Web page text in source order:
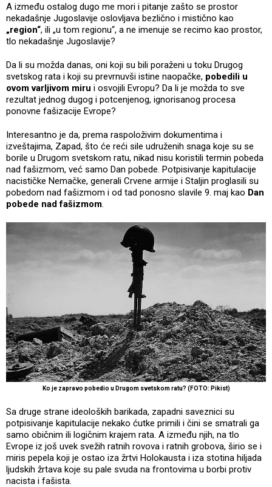
A između ostalog dugo me mori i pitanje zašto se prostor
nekadašnje Jugoslavije oslovljava bezlično i mistično kao
„region“, ili „u tom regionu“, a ne imenuje se recimo kao prostor,
tlo nekadašnje Jugoslavije?
Da li su možda danas, oni koji su bili poraženi u toku Drugog
svetskog rata i koji su prevrnuvši istine naopačke, pobedili u
ovom varljivom miru i osvojili Evropu? Da li je možda to sve
rezultat jednog dugog i potcenjenog, ignorisanog procesa
ponovne fašizacije Evrope?
Interesantno je da, prema raspoloživim dokumentima i
izveštajima, Zapad, što će reći sile udruženih snaga koje su se
borile u Drugom svetskom ratu, nikad nisu koristili termin pobeda
nad fašizmom, već samo Dan pobede. Potpisivanje kapitulacije
nacističke Nemačke, generali Crvene armije i Staljin proglasili su
pobedom nad fašizmom i od tad ponosno slavile 9. maj kao Dan
pobede nad fašizmom.
Ko je zapravo pobedio u Drugom svetskom ratu? (FOTO: Pikist)
Sa druge strane ideoloških barikada, zapadni saveznici su
potpisivanje kapitulacije nekako ćutke primili i čini se smatrali ga
samo običnim ili logičnim krajem rata. A između njih, na tlo
Evrope iz još uvek svežih ratnih rovova i ratnih grobova, širio se i
miris pepela koji je ostao iza žrtvi Holokausta i iza stotina hiljada
ljudskih žrtava koje su pale svuda na frontovima u borbi protiv
nacista i fašista.